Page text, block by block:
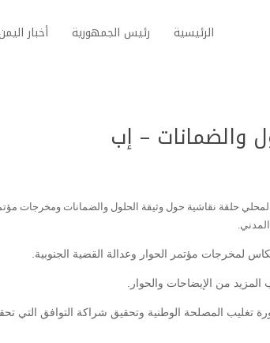
الرئيسية رئيس الجمهورية أخبار
والضمانات – إب
حلقة نقاشية حول وثيقة الحلول والضمانات ومخرجات
لمخرجات مؤتمر الحوار وعدالة القضية الجنوبية.
من الإيضاحات والحوار.
المصلحة الوطنية وتحقيق شراكة التوافق التي